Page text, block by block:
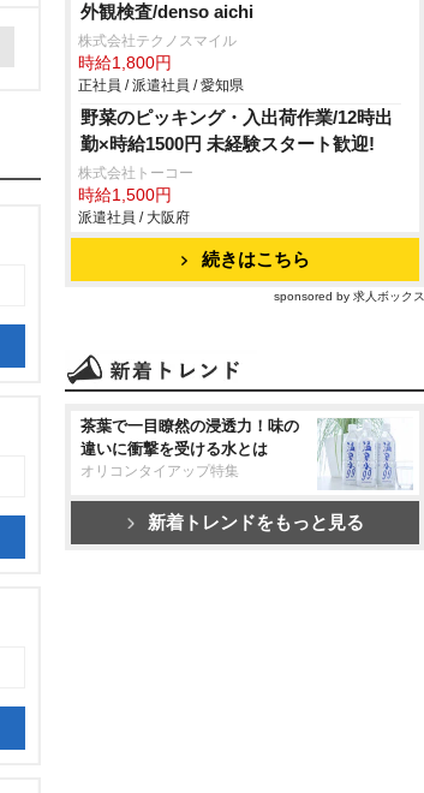
外観検査/denso aichi
株式会社テクノスマイル
時給1,800円
正社員 / 派遣社員 / 愛知県
野菜のピッキング・入出荷作業/12時出
勤×時給1500円 未経験スタート歓迎!
株式会社トーコー
時給1,500円
派遣社員 / 大阪府
続きはこちら
sponsored by 求人ボックス
茶葉で一目瞭然の浸透力！味の
違いに衝撃を受ける水とは
オリコンタイアップ特集
新着トレンドをもっと見る